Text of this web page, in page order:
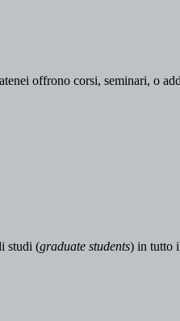
offrono corsi, seminari, o
studi (graduate students) in tutto